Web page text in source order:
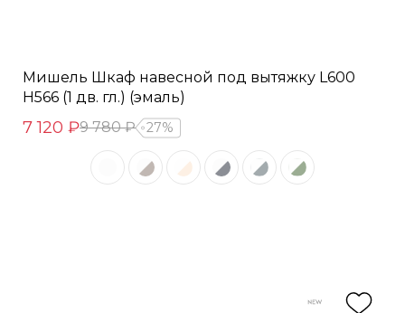
Мишель Шкаф навесной под вытяжку L600
Н566 (1 дв. гл.) (эмаль)
7 120 ₽9 780 ₽ 27%